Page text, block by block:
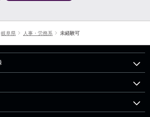
岐阜県 人事・労務系 未経験可